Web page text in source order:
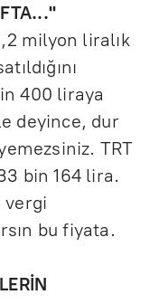
milyon liralık
400 liraya
deyince, dur
TRT
bin 164 lira.
vergi
bu fiyata.